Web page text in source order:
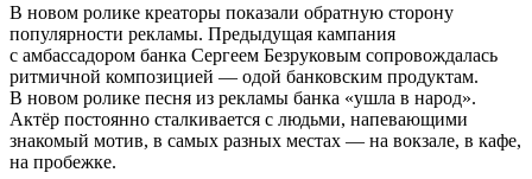
В новом ролике креаторы показали обратную сторону
популярности рекламы. Предыдущая кампания
с амбассадором банка Сергеем Безруковым сопровождалась
ритмичной композицией — одой банковским продуктам.
В новом ролике песня из рекламы банка «ушла в народ».
Актёр постоянно сталкивается с людьми, напевающими
знакомый мотив, в самых разных местах — на вокзале, в кафе,
на пробежке.